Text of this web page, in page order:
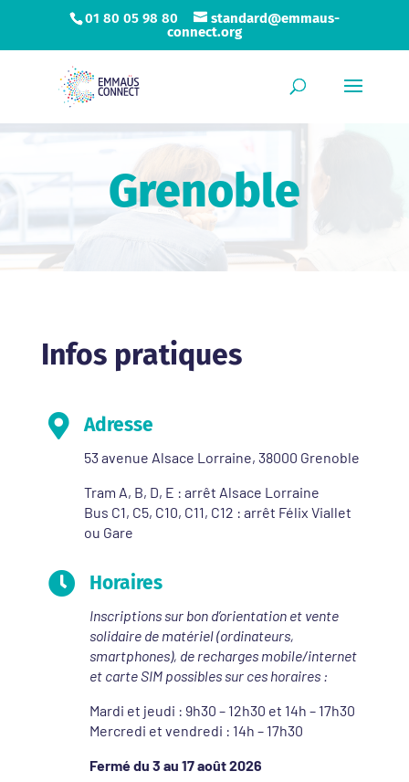
01 80 05 98 80
standard@emmaus-
connect.org
Grenoble
Infos pratiques
 Adresse
53 avenue Alsace Lorraine, 38000 Grenoble
Tram A, B, D, E : arrêt Alsace Lorraine
Bus C1, C5, C10, C11, C12 : arrêt Félix Viallet
ou Gare
 Horaires
Inscriptions sur bon d’orientation et vente
solidaire de matériel (ordinateurs,
smartphones), de recharges mobile/internet
et carte SIM possibles sur ces horaires :
Mardi et jeudi : 9h30 – 12h30 et 14h – 17h30
Mercredi et vendredi : 14h – 17h30
Fermé du 3 au 17 août 2026